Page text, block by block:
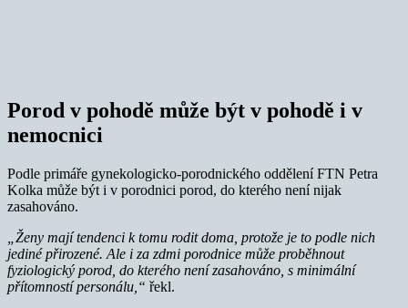
Porod v pohodě může být v pohodě i v
nemocnici
Podle primáře gynekologicko-porodnického oddělení FTN Petra
Kolka může být i v porodnici porod, do kterého není nijak
zasahováno.
„Ženy mají tendenci k tomu rodit doma, protože je to podle nich
jediné přirozené. Ale i za zdmi porodnice může proběhnout
fyziologický porod, do kterého není zasahováno, s minimální
přítomností personálu,“ řekl.